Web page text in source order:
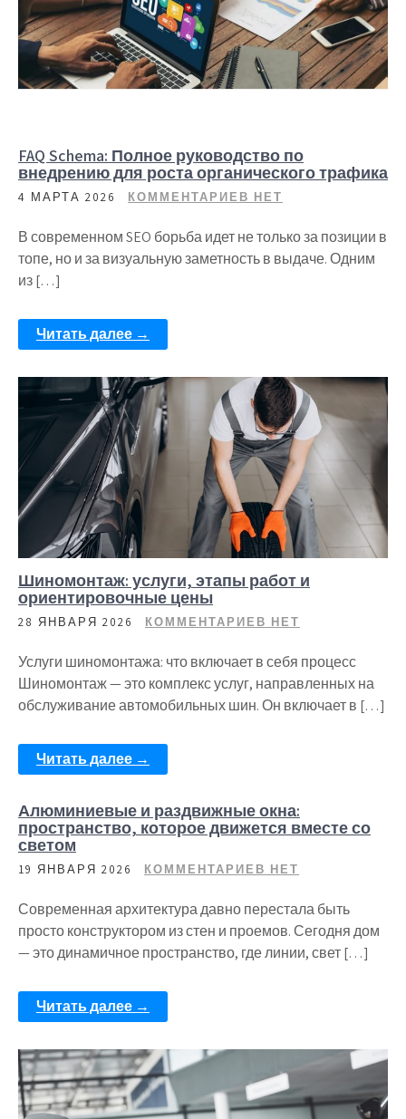
FAQ Schema: Полное руководство по
внедрению для роста органического трафика
4 МАРТА 2026 КОММЕНТАРИЕВ НЕТ
В современном SEO борьба идет не только за позиции в
топе, но и за визуальную заметность в выдаче. Одним
из […]
Читать далее →
Шиномонтаж: услуги, этапы работ и
ориентировочные цены
28 ЯНВАРЯ 2026 КОММЕНТАРИЕВ НЕТ
Услуги шиномонтажа: что включает в себя процесс
Шиномонтаж — это комплекс услуг, направленных на
обслуживание автомобильных шин. Он включает в […]
Читать далее →
Алюминиевые и раздвижные окна:
пространство, которое движется вместе со
светом
19 ЯНВАРЯ 2026 КОММЕНТАРИЕВ НЕТ
Современная архитектура давно перестала быть
просто конструктором из стен и проемов. Сегодня дом
— это динамичное пространство, где линии, свет […]
Читать далее →